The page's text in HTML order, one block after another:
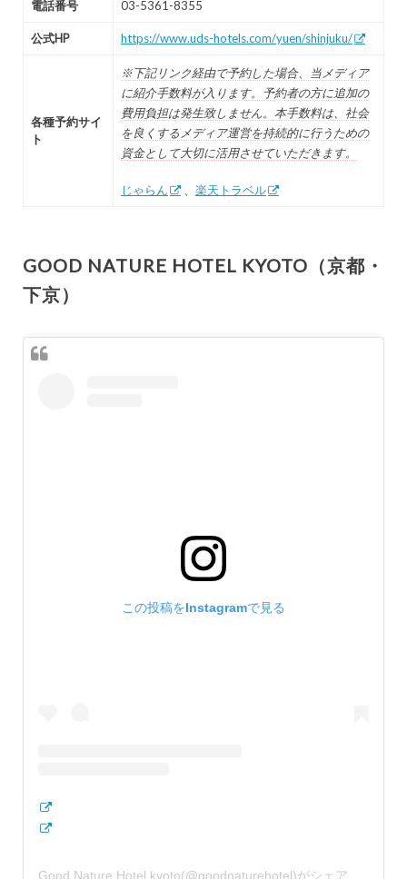
電話番号 03-5361-8355
公式HP https://www.uds-hotels.com/yuen/shinjuku/
各種予約サイ
ト
※下記リンク経由で予約した場合、当メディア
に紹介手数料が入ります。予約者の方に追加の
費用負担は発生致しません。本手数料は、社会
を良くするメディア運営を持続的に行うための
資金として大切に活用させていただきます。
じゃらん 楽天トラベル
GOOD NATURE HOTEL KYOTO（京都・
下京）
この投稿をInstagramで見る